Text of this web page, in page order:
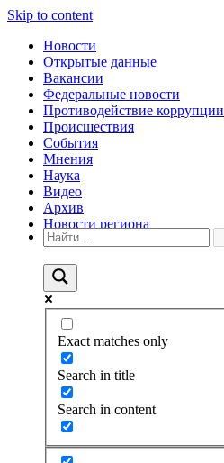
Skip to content
Новости
Открытые данные
Вакансии
Федеральные новости
Противодействие коррупции
Происшествия
События
Мнения
Наука
Видео
Архив
Новости региона
Exact matches only
Search in title
Search in content